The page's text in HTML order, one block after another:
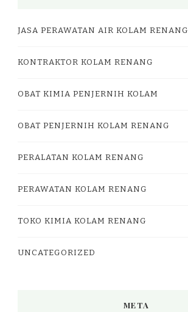
JASA PERAWATAN AIR KOLAM RENANG
KONTRAKTOR KOLAM RENANG
OBAT KIMIA PENJERNIH KOLAM
OBAT PENJERNIH KOLAM RENANG
PERALATAN KOLAM RENANG
PERAWATAN KOLAM RENANG
TOKO KIMIA KOLAM RENANG
UNCATEGORIZED
META